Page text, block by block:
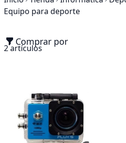
Equipo para deporte
Comprar por
2artículos